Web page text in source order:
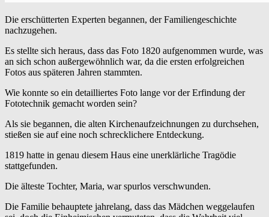
Die erschütterten Experten begannen, der Familiengeschichte
nachzugehen.
Es stellte sich heraus, dass das Foto 1820 aufgenommen wurde, was
an sich schon außergewöhnlich war, da die ersten erfolgreichen
Fotos aus späteren Jahren stammten.
Wie konnte so ein detailliertes Foto lange vor der Erfindung der
Fototechnik gemacht worden sein?
Als sie begannen, die alten Kirchenaufzeichnungen zu durchsehen,
stießen sie auf eine noch schrecklichere Entdeckung.
1819 hatte in genau diesem Haus eine unerklärliche Tragödie
stattgefunden.
Die älteste Tochter, Maria, war spurlos verschwunden.
Die Familie behauptete jahrelang, dass das Mädchen weggelaufen